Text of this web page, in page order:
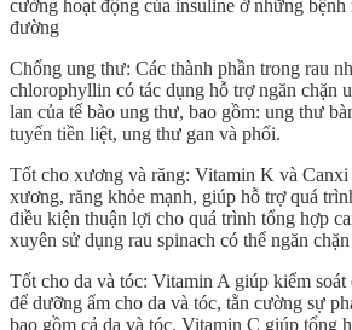
cường hoạt động của insuline ở những bệnh
đường
Chống ung thư: Các thành phần trong rau
chlorophyllin có tác dụng hỗ trợ ngăn chặn
lan của tế bào ung thư, bao gồm: ung thư
tuyến tiền liệt, ung thư gan và phổi.
Tốt cho xương và răng: Vitamin K và
xương, răng khỏe mạnh, giúp hỗ trợ quá
điều kiện thuận lợi cho quá trình tổng hợp
xuyên sử dụng rau spinach có thể ngăn
Tốt cho da và tóc: Vitamin A giúp kiểm soát
để dưỡng ẩm cho da và tóc, tằn cường sự
bao gồm cả da và tóc. Vitamin C giúp tổng